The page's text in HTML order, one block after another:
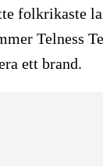
folkrikaste
Telness
ett brand.